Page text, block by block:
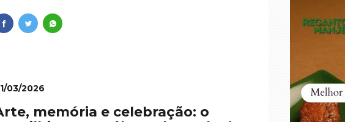
03/2026
memória e celebração: o